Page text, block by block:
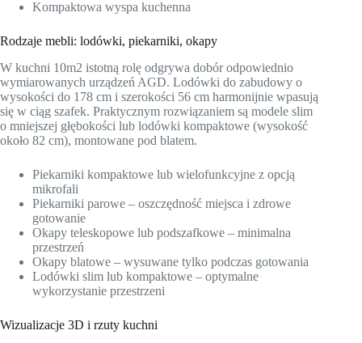
Kompaktowa wyspa kuchenna
Rodzaje mebli: lodówki, piekarniki, okapy
W kuchni 10m2 istotną rolę odgrywa dobór odpowiednio
wymiarowanych urządzeń AGD. Lodówki do zabudowy o
wysokości do 178 cm i szerokości 56 cm harmonijnie wpasują
się w ciąg szafek. Praktycznym rozwiązaniem są modele slim
o mniejszej głębokości lub lodówki kompaktowe (wysokość
około 82 cm), montowane pod blatem.
Piekarniki kompaktowe lub wielofunkcyjne z opcją
mikrofali
Piekarniki parowe – oszczędność miejsca i zdrowe
gotowanie
Okapy teleskopowe lub podszafkowe – minimalna
przestrzeń
Okapy blatowe – wysuwane tylko podczas gotowania
Lodówki slim lub kompaktowe – optymalne
wykorzystanie przestrzeni
Wizualizacje 3D i rzuty kuchni